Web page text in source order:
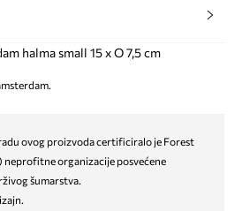
halma small 15 x O 7,5 cm
ovog proizvoda certificiralo je Forest
neprofitne organizacije posvećene
šumarstva.